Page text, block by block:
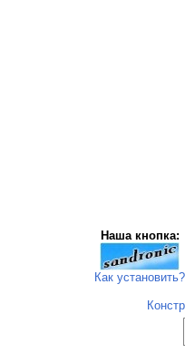
Наша кнопка:
Как установить?